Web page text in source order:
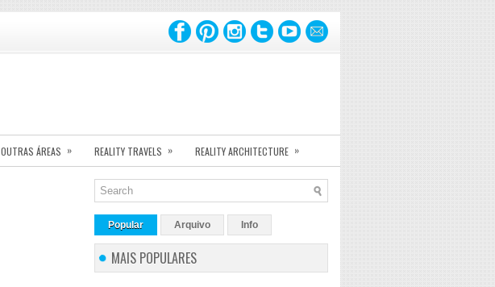
OUTRAS ÁREAS » REALITY TRAVELS » REALITY ARCHITECTURE »
Popular Arquivo Info
MAIS POPULARES